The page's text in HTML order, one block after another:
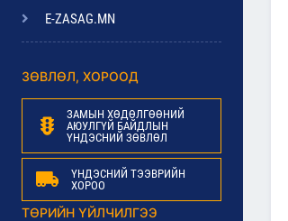
E-ZASAG.MN
ЗӨВЛӨЛ, ХОРООД
ЗАМЫН ХӨДӨЛГӨӨНИЙ
АЮУЛГҮЙ БАЙДЛЫН
ҮНДЭСНИЙ ЗӨВЛӨЛ
ҮНДЭСНИЙ ТЭЭВРИЙН
ХОРОО
ТӨРИЙН ҮЙЛЧИЛГЭЭ